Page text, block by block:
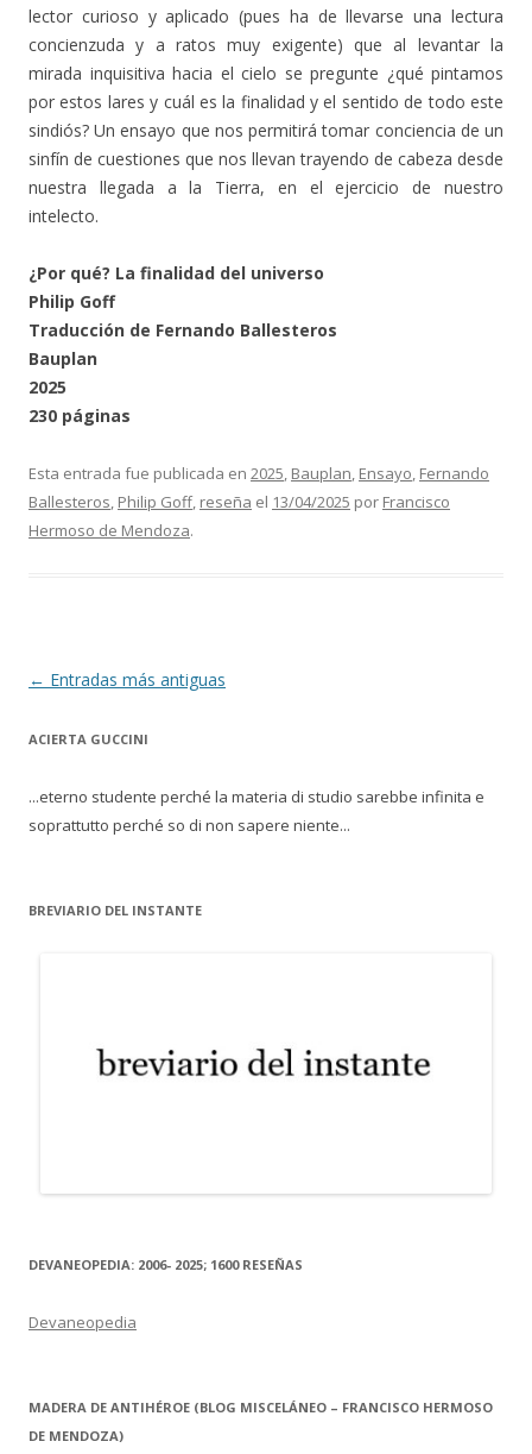
lector curioso y aplicado (pues ha de llevarse una lectura
concienzuda y a ratos muy exigente) que al levantar la
mirada inquisitiva hacia el cielo se pregunte ¿qué pintamos
por estos lares y cuál es la finalidad y el sentido de todo este
sindiós? Un ensayo que nos permitirá tomar conciencia de un
sinfín de cuestiones que nos llevan trayendo de cabeza desde
nuestra llegada a la Tierra, en el ejercicio de nuestro
intelecto.
¿Por qué? La finalidad del universo
Philip Goff
Traducción de Fernando Ballesteros
Bauplan
2025
230 páginas
Esta entrada fue publicada en 2025, Bauplan, Ensayo, Fernando
Ballesteros, Philip Goff, reseña el 13/04/2025 por Francisco
Hermoso de Mendoza.
Navegación de entradas
← Entradas más antiguas
ACIERTA GUCCINI
...eterno studente perché la materia di studio sarebbe infinita e
soprattutto perché so di non sapere niente...
BREVIARIO DEL INSTANTE
DEVANEOPEDIA: 2006- 2025; 1600 RESEÑAS
Devaneopedia
MADERA DE ANTIHÉROE (BLOG MISCELÁNEO – FRANCISCO HERMOSO
DE MENDOZA)